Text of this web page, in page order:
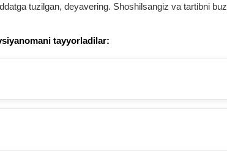
tuzilgan, deyavering. Shoshilsangiz va tartibni
tayyorladilar: